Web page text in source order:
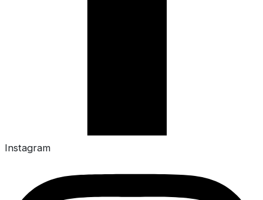
Instagram